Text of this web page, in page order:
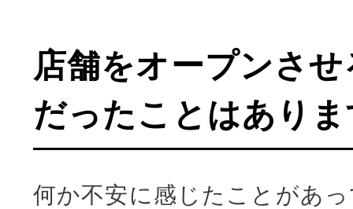
店舗をオープンさ
だったことはあり
何か不安に感じたことがあ